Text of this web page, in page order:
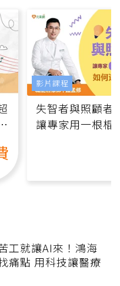
失智者與照顧者
讓專家用一根棍
影片課程
工就讓AI來！鴻海
痛點 用科技讓醫療